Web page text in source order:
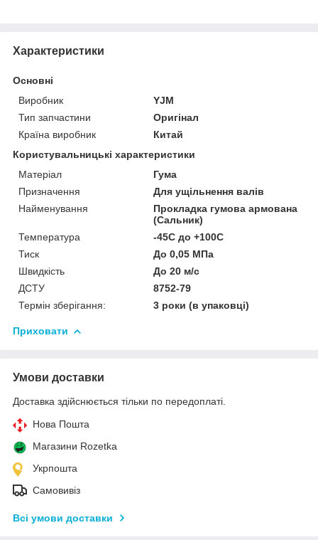
Характеристики
Основні
Виробник
YJM
Тип запчастини
Оригінал
Країна виробник
Китай
Користувальницькі характеристики
Матеріал
Гума
Призначення
Для ущільнення валів
Найменування
Прокладка гумова армована
(Сальник)
Температура
-45С до +100С
Тиск
До 0,05 МПа
Швидкість
До 20 м/с
ДСТУ
8752-79
Термін зберігання:
3 роки (в упаковці)
Приховати
Умови доставки
Доставка здійснюється тільки по передоплаті.
Нова Пошта
Магазини Rozetka
Укрпошта
Самовивіз
Всі умови доставки